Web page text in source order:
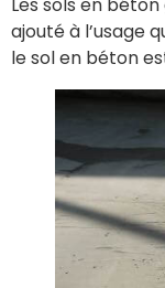
ajouté à l’usage
le sol en béton